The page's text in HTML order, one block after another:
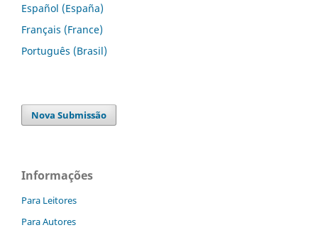
Español (España)
Français (France)
Português (Brasil)
Nova Submissão
Informações
Para Leitores
Para Autores